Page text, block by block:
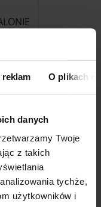
reklam O plikach
danych
Twoje
z takich
tychże,
użytkowników i
|
oraz
sypialniach i
szezlongi oraz